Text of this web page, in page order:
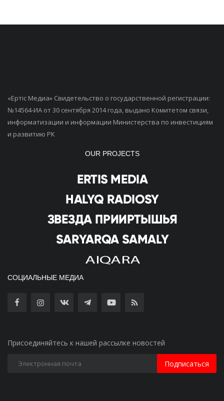
«Ертiс Медиа» Свидетельство о государственной регистрации:
№14564-ИА от 30 сентября 2014 года, выдано Комитетом связи,
информатизации и информации Министерства по инвестициям
и развитию РК
OUR PROJECTS
СОЦИАЛЬНЫЕ МЕДИА
Присоединяйтесь к нашей рассылке новостей
Подписаться